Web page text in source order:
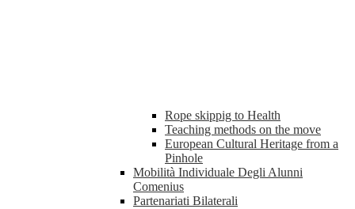
Rope skippig to Health
Teaching methods on the move
European Cultural Heritage from a
Pinhole
Mobilità Individuale Degli Alunni
Comenius
Partenariati Bilaterali